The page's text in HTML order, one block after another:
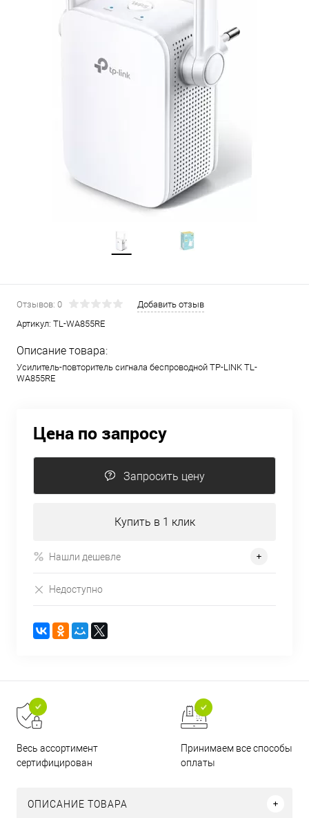
Отзывов: 0
Добавить отзыв
Артикул: TL-WA855RE
Описание товара:
Усилитель-повторитель сигнала беспроводной TP-LINK TL-
WA855RE
Цена по запросу
Запросить цену
Купить в 1 клик
Нашли дешевле
Недоступно
Весь ассортимент
сертифицирован
Принимаем все способы
оплаты
ОПИСАНИЕ ТОВАРА